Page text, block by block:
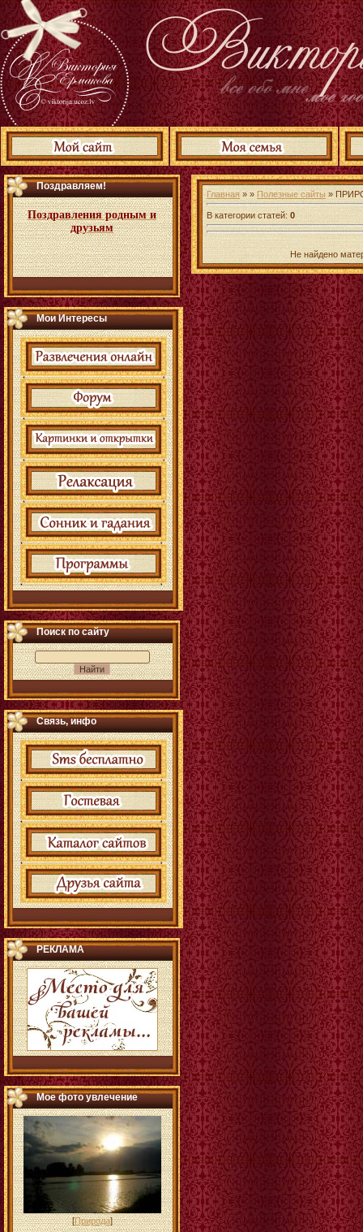
Поздравляем!
Поздравления родным и
друзьям
Мои Интересы
Поиск по сайту
Связь, инфо
РЕКЛАМА
Мое фото увлечение
[Природа]
Главная» »Полезные сайты»
В категории статей: 0
Не найдено